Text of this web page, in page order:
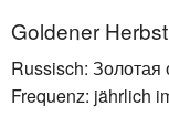
Goldener
Russisch: Золотая
Frequenz: jährlich